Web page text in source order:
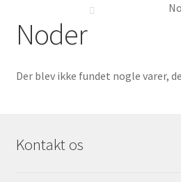
Børnebøger
Ting
Om os
Noder
Der blev ikke fundet nogle varer,
Kontakt os